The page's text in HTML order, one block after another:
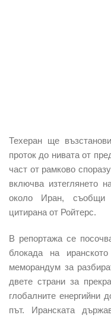
Техеран ще
проток до нивата от
част от рамково
включва изтеглянето
около Иран, съобщи
цитирана от Ройтерс.
В репортажа се
блокада на иранското
меморандум за
двете страни за
глобалните енергийни
път. Иранската